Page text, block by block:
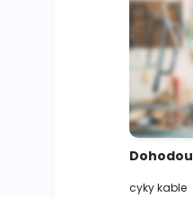
Dohodou
cyky kable